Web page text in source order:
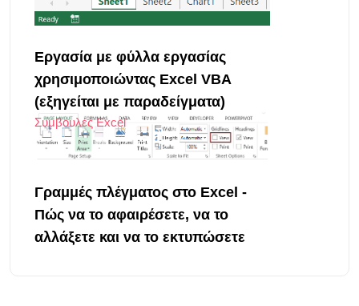
Εργασία με φύλλα εργασίας
χρησιμοποιώντας Excel VBA
(εξηγείται με παραδείγματα)
Συμβουλές Excel
Γραμμές πλέγματος στο Excel -
Πώς να το αφαιρέσετε, να το
αλλάξετε και να το εκτυπώσετε